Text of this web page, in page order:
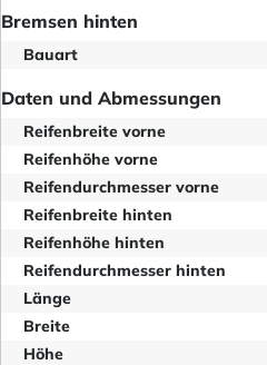
Bremsen hinten
Bauart
Daten und Abmessungen
Reifenbreite vorne
Reifenhöhe vorne
Reifendurchmesser vorne
Reifenbreite hinten
Reifenhöhe hinten
Reifendurchmesser hinten
Länge
Breite
Höhe